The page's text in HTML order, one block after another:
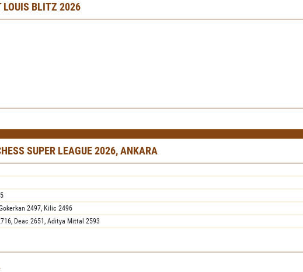
LOUIS BLITZ 2026
SUPER LEAGUE 2026, ANKARA
2497, Kilic 2496
Deac 2651,Aditya Mittal 2593